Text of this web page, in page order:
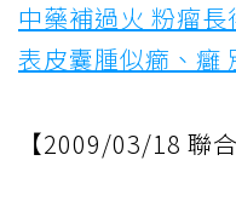
中藥補過火 粉瘤長
表皮囊腫似癤、癰
【2009/03/18 聯合